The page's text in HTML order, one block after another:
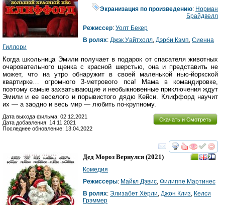
Экранизация по произведению: Норман
Брайдвелл
Режиссер: Уолт Бекер
В ролях: Джэк Уайтхолл, Дэрби Кэмп, Сиенна
Гиллори
Когда школьница Эмили получает в подарок от спасателя животных
очаровательного щенка с красной шерстью, она и представить не
может, что на утро обнаружит в своей маленькой нью-йоркской
квартирке… огромного 3-метрового пса! Мама в командировке,
поэтому самые захватывающие и необыкновенные приключения ждут
Эмили и ее веселого и порывистого дядю Кейси. Клиффорд научит
их — а заодно и весь мир — любить по-крупному.
Скачать и Смотреть
Дата выхода фильма: 02.12.2021
Дата добавления: 14.11.2021
Последнее обновление: 13.04.2022
смотреть
Дед Мороз Вернулся (2021)
Комедия
Режиссеры: Майкл Дэвис, Филиппе Мартинес
В ролях: Элизабет Хёрли, Джон Клиз, Келси
Грэммер